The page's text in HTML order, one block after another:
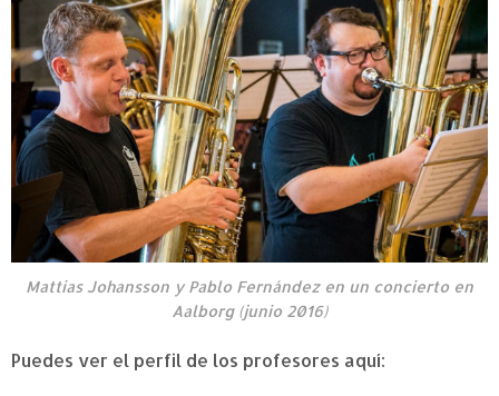
Mattias Johansson y Pablo Fernández en un concierto en
Aalborg (junio 2016)
Puedes ver el perfil de los profesores aquí: